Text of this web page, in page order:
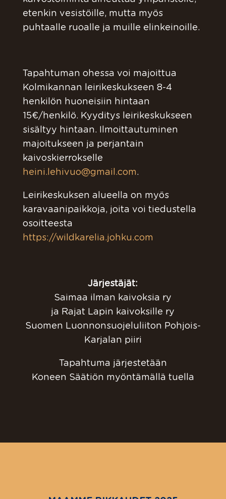
etenkin vesistöille, mutta myös
puhtaalle ruoalle ja muille elinkeinoille.
Tapahtuman ohessa voi majoittua
Kolmikannan leirikeskukseen 8-4
henkilön huoneisiin hintaan
15€/henkilö. Kyyditys leirikeskukseen
sisältyy hintaan. Ilmoittautuminen
majoitukseen ja perjantain
kaivoskierrokselle
heini.lehivuo@gmail.com.
Leirikeskuksen alueella on myös
karavaanipaikkoja, joita voi tiedustella
osoitteesta
https://wildkarelia.johku.com
Järjestäjät:
Saimaa ilman kaivoksia ry
ja Rajat Lapin kaivoksille ry
Suomen Luonnonsuojeluliiton Pohjois-
Karjalan piiri
Tapahtuma järjestetään
Koneen Säätiön myöntämällä tuella